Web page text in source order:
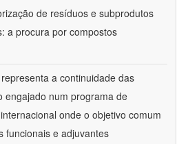
de resíduos e subprodutos
a procura por compostos
a continuidade das
engajado num programa de
onde o objetivo comum
funcionais e adjuvantes